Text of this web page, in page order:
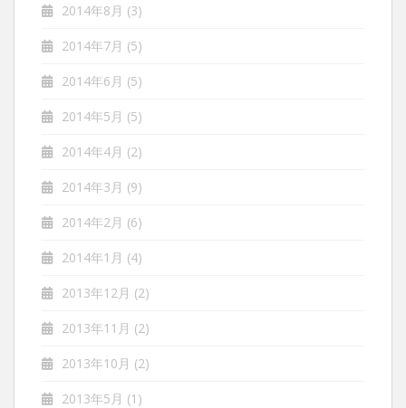
2014年8月 (3)
2014年7月 (5)
2014年6月 (5)
2014年5月 (5)
2014年4月 (2)
2014年3月 (9)
2014年2月 (6)
2014年1月 (4)
2013年12月 (2)
2013年11月 (2)
2013年10月 (2)
2013年5月 (1)